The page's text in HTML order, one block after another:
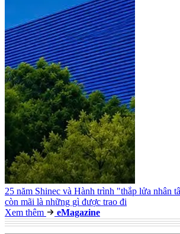
25 năm Shinec và Hành trình "thắp lửa nhân
còn mãi là những gì được trao đi
Xem thêm
eMagazine